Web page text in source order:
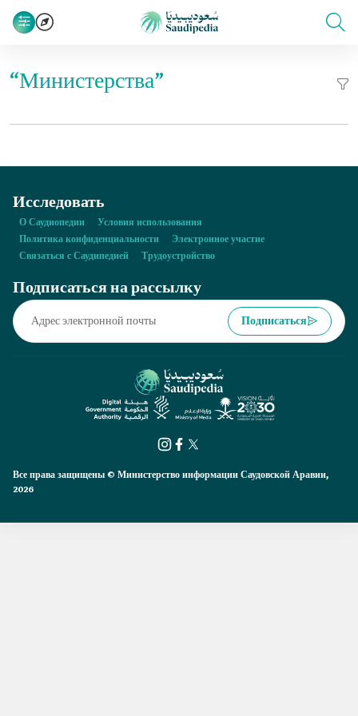
“Министерства”
Исследовать
О Саудиопедии
Условия использования
Политика конфиденциальности
Электронное участие
Связаться с Саудипедией
Трудоустройство
Подписаться на рассылку
Подписаться
Все права защищены © Министерство информации Саудовской Аравии,
2026